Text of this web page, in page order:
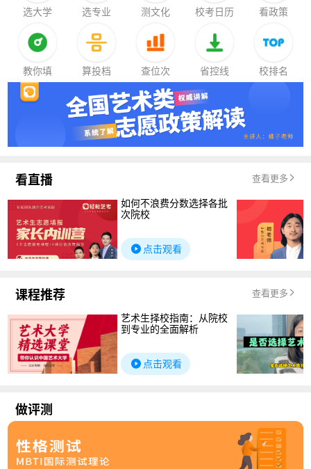
选大学 选专业 测文化 校考日历 看政策
教你填 算投档 查位次 省控线 校排名
看直播 查看更多
如何不浪费分数选择各批
次院校
点击观看
课程推荐 查看更多
艺术生择校指南：从院校
到专业的全面解析
点击观看
做评测